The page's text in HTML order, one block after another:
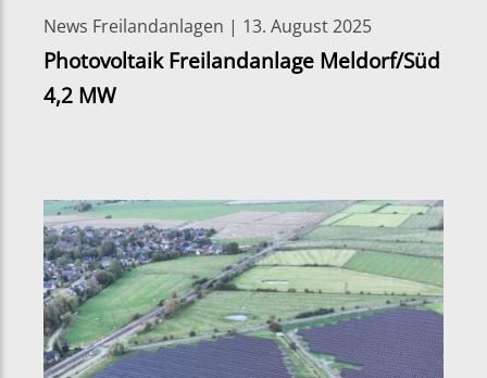
News Freilandanlagen | 13. August 2025
Photovoltaik Freilandanlage Meldorf/Süd
4,2 MW